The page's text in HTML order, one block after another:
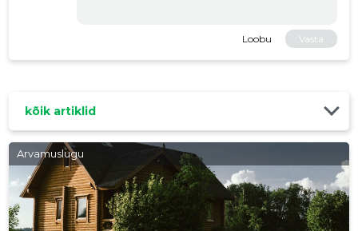
Loobu Vasta
kõik artiklid
Arvamuslugu